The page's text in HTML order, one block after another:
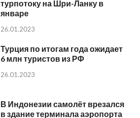
турпотоку на Шри-Ланку в
январе
26.01.2023
Турция по итогам года ожидает
6 млн туристов из РФ
26.01.2023
В Индонезии самолёт врезался
в здание терминала аэропорта